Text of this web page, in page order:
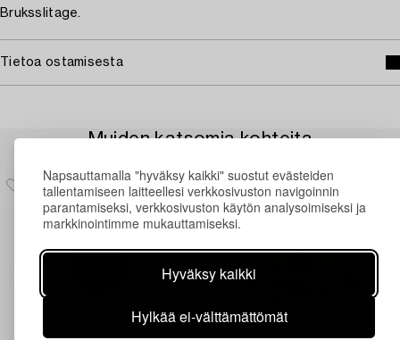
Napsauttamalla "hyväksy kaikki" suostut evästeiden
tallentamiseen laitteellesi verkkosivuston navigoinnin
parantamiseksi, verkkosivuston käytön analysoimiseksi ja
markkinointimme mukauttamiseksi.
Hyväksy kaikki
Hylkää ei-välttämättömät
Bruksslitage.
Tietoa ostamisesta
Muiden katsomia kohteita